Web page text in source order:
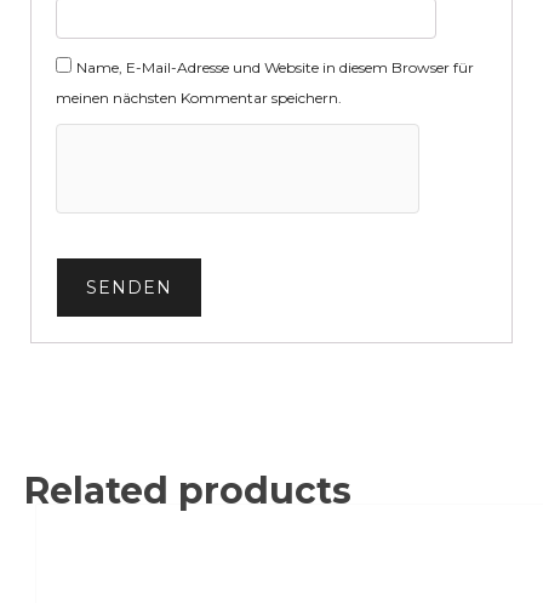
Name, E-Mail-Adresse und Website in diesem Browser für
meinen nächsten Kommentar speichern.
Related products